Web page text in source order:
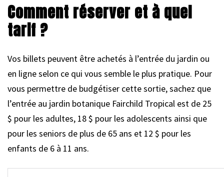
Comment réserver et à quel
tarif ?
Vos billets peuvent être achetés à l’entrée du jardin ou
en ligne selon ce qui vous semble le plus pratique. Pour
vous permettre de budgétiser cette sortie, sachez que
l’entrée au jardin botanique Fairchild Tropical est de 25
$ pour les adultes, 18 $ pour les adolescents ainsi que
pour les seniors de plus de 65 ans et 12 $ pour les
enfants de 6 à 11 ans.